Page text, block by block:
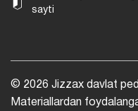
sayti
© 2026 Jizzax davlat
Materiallardan